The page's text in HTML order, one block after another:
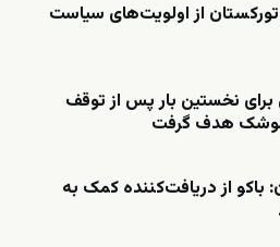
از اولویت‌های سیاست
نخستین بار پس از توقف
موشک هدف گرفت
باکو از دریافت‌کننده کمک به